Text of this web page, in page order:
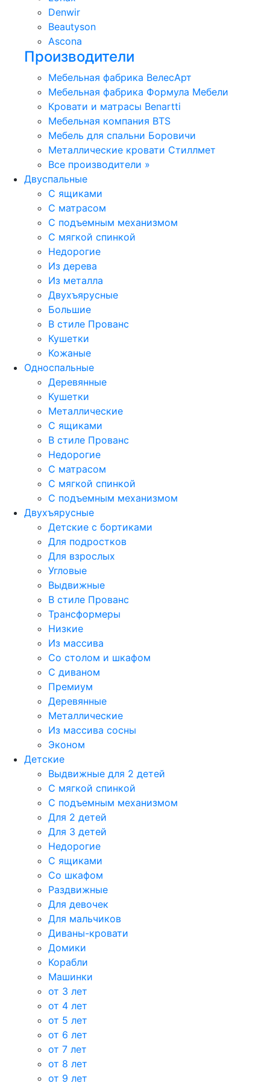
Denwir
Beautyson
Ascona
Производители
Мебельная фабрика ВелесАрт
Мебельная фабрика Формула Мебели
Кровати и матрасы Benartti
Мебельная компания BTS
Мебель для спальни Боровичи
Металлические кровати Стиллмет
Все производители »
Двуспальные
С ящиками
С матрасом
С подъемным механизмом
С мягкой спинкой
Недорогие
Из дерева
Из металла
Двухъярусные
Большие
В стиле Прованс
Кушетки
Кожаные
Односпальные
Деревянные
Кушетки
Металлические
С ящиками
В стиле Прованс
Недорогие
С матрасом
С мягкой спинкой
С подъемным механизмом
Двухъярусные
Детские с бортиками
Для подростков
Для взрослых
Угловые
Выдвижные
В стиле Прованс
Трансформеры
Низкие
Из массива
Со столом и шкафом
С диваном
Премиум
Деревянные
Металлические
Из массива сосны
Эконом
Детские
Выдвижные для 2 детей
С мягкой спинкой
С подъемным механизмом
Для 2 детей
Для 3 детей
Недорогие
С ящиками
Со шкафом
Раздвижные
Для девочек
Для мальчиков
Диваны-кровати
Домики
Корабли
Машинки
от 3 лет
от 4 лет
от 5 лет
от 6 лет
от 7 лет
от 8 лет
от 9 лет